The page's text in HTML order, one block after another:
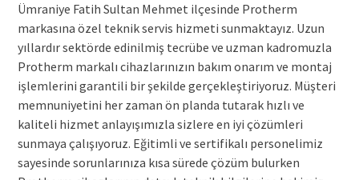
Ümraniye Fatih Sultan Mehmet ilçesinde Protherm
markasına özel teknik servis hizmeti sunmaktayız. Uzun
yıllardır sektörde edinilmiş tecrübe ve uzman kadromuzla
Protherm markalı cihazlarınızın bakım onarım ve montaj
işlemlerini garantili bir şekilde gerçekleştiriyoruz. Müşteri
memnuniyetini her zaman ön planda tutarak hızlı ve
kaliteli hizmet anlayışımızla sizlere en iyi çözümleri
sunmaya çalışıyoruz. Eğitimli ve sertifikalı personelimiz
sayesinde sorunlarınıza kısa sürede çözüm bulurken